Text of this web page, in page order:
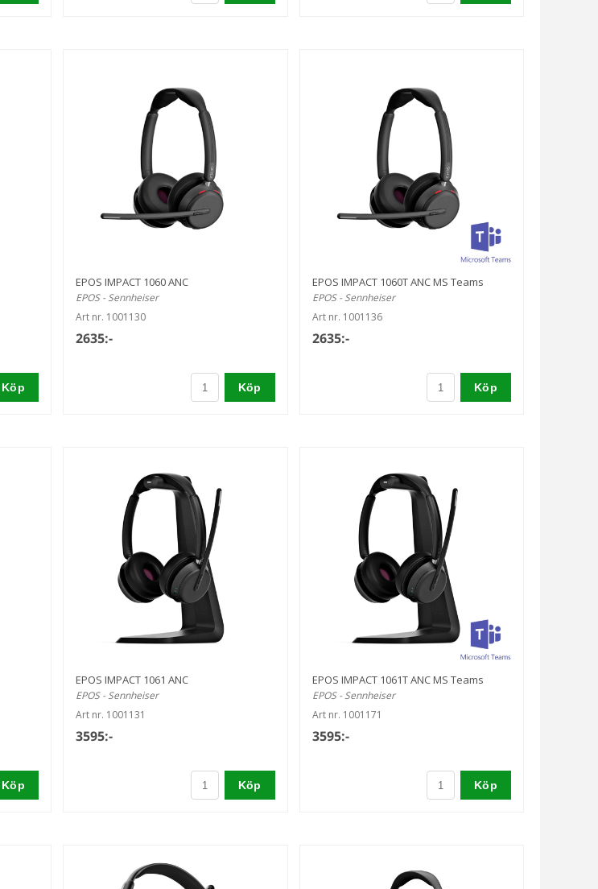
Köp
EPOS IMPACT 1060 ANC
EPOS - Sennheiser
Art nr. 1001130
2635:-
Köp
EPOS IMPACT 1060T ANC MS Teams
EPOS - Sennheiser
Art nr. 1001136
2635:-
Köp
Köp
EPOS IMPACT 1061 ANC
EPOS - Sennheiser
Art nr. 1001131
3595:-
Köp
EPOS IMPACT 1061T ANC MS Teams
EPOS - Sennheiser
Art nr. 1001171
3595:-
Köp